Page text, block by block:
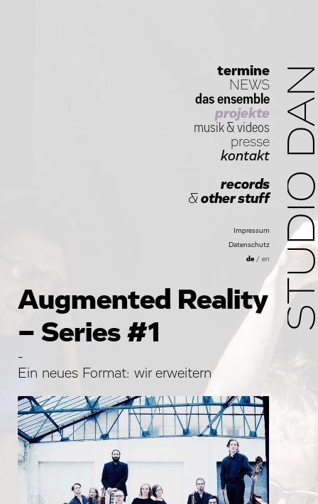
termine
NEWS
das ensemble
projekte
musik& videos
presse
kontakt
records
& other stuff
Impressum
Datenschutz
de/ en
Augmented Reality
– Series #1
-
Ein neues Format: wir erweitern